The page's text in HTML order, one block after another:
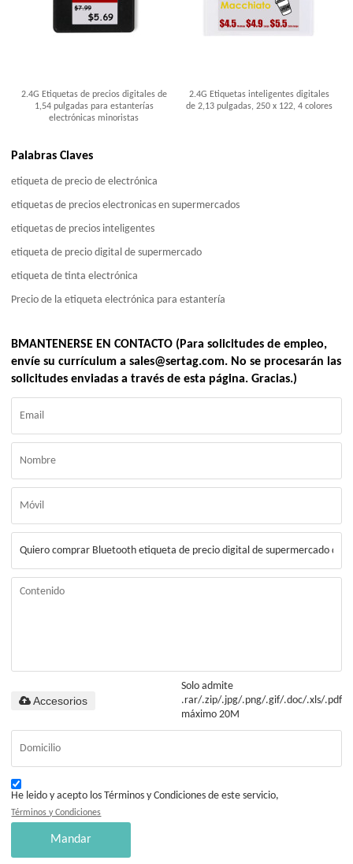
2.4G Etiquetas de precios digitales de
1,54 pulgadas para estanterías
electrónicas minoristas
2.4G Etiquetas inteligentes digitales
de 2,13 pulgadas, 250 x 122, 4 colores
Palabras Claves
etiqueta de precio de electrónica
etiquetas de precios electronicas en supermercados
etiquetas de precios inteligentes
etiqueta de precio digital de supermercado
etiqueta de tinta electrónica
Precio de la etiqueta electrónica para estantería
BMANTENERSE EN CONTACTO (Para solicitudes de empleo,
envíe su currículum a sales@sertag.com. No se procesarán las
solicitudes enviadas a través de esta página. Gracias.)
Solo admite
.rar/.zip/.jpg/.png/.gif/.doc/.xls/.pdf,
máximo 20M
Accesorios
He leido y acepto los Términos y Condiciones de este servicio,
Términos y Condiciones
Mandar